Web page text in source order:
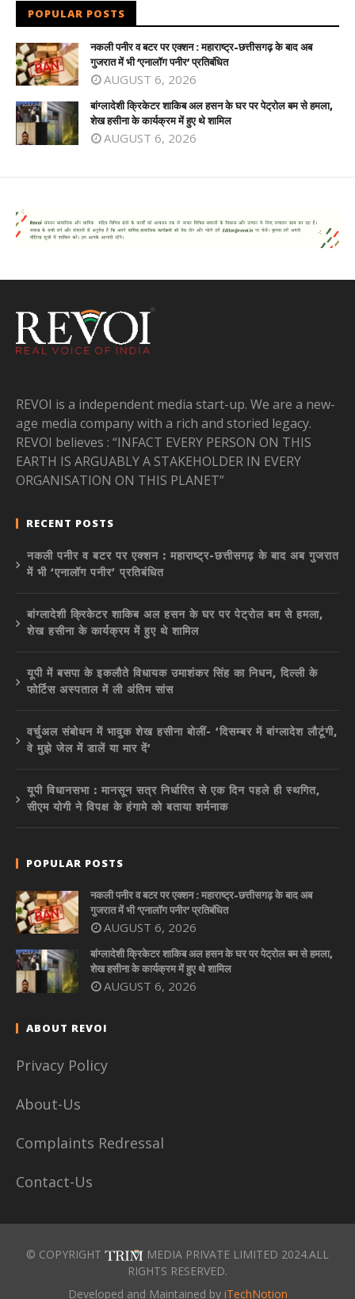
POPULAR POSTS
नकली पनीर व बटर पर एक्शन : महाराष्ट्र-छत्तीसगढ़ के बाद अब
गुजरात में भी ‘एनालॉग पनीर’ प्रतिबंधित
AUGUST 6, 2026
बांग्लादेशी क्रिकेटर शाकिब अल हसन के घर पर पेट्रोल बम से हमला,
शेख हसीना के कार्यक्रम में हुए थे शामिल
AUGUST 6, 2026
REVOI is a independent media start-up. We are a new-
age media company with a rich and storied legacy.
REVOI believes : “INFACT EVERY PERSON ON THIS
EARTH IS ARGUABLY A STAKEHOLDER IN EVERY
ORGANISATION ON THIS PLANET”
RECENT POSTS
नकली पनीर व बटर पर एक्शन : महाराष्ट्र-छत्तीसगढ़ के बाद अब गुजरात
में भी ‘एनालॉग पनीर’ प्रतिबंधित
बांग्लादेशी क्रिकेटर शाकिब अल हसन के घर पर पेट्रोल बम से हमला,
शेख हसीना के कार्यक्रम में हुए थे शामिल
यूपी में बसपा के इकलौते विधायक उमाशंकर सिंह का निधन, दिल्ली के
फोर्टिस अस्पताल में ली अंतिम सांस
वर्चुअल संबोधन में भावुक शेख हसीना बोलीं- ‘दिसम्बर में बांग्लादेश लौटूंगी,
वे मुझे जेल में डालें या मार दें’
यूपी विधानसभा : मानसून सत्र निर्धारित से एक दिन पहले ही स्थगित,
सीएम योगी ने विपक्ष के हंगामे को बताया शर्मनाक
POPULAR POSTS
नकली पनीर व बटर पर एक्शन : महाराष्ट्र-छत्तीसगढ़ के बाद अब
गुजरात में भी ‘एनालॉग पनीर’ प्रतिबंधित
AUGUST 6, 2026
बांग्लादेशी क्रिकेटर शाकिब अल हसन के घर पर पेट्रोल बम से हमला,
शेख हसीना के कार्यक्रम में हुए थे शामिल
AUGUST 6, 2026
ABOUT REVOI
Privacy Policy
About-Us
Complaints Redressal
Contact-Us
© COPYRIGHT
MEDIA PRIVATE LIMITED 2024.ALL
RIGHTS RESERVED.
Developed and Maintained by iTechNotion